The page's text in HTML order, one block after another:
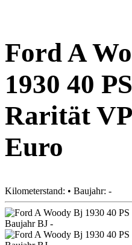
Ford A
1930 40
Rarität
Euro
Kilometerstand: • Baujahr: -